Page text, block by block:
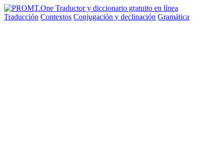
Traducción Contextos Conjugación y declinación Gramática